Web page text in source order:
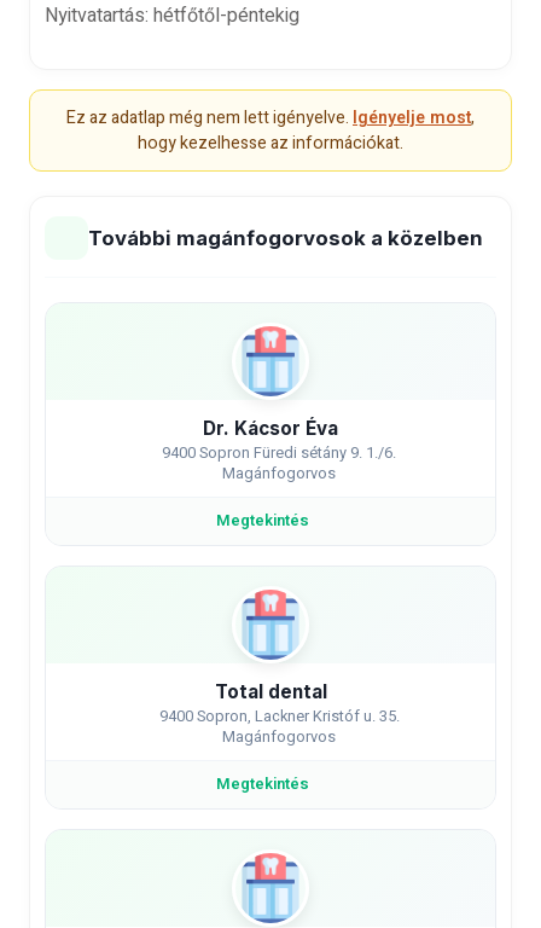
Nyitvatartás: hétfőtől-péntekig
Ez az adatlap még nem lett igényelve. Igényelje most,
hogy kezelhesse az információkat.
További magánfogorvosok a közelben
Dr. Kácsor Éva
9400 Sopron Füredi sétány 9. 1./6.
Magánfogorvos
Megtekintés
Total dental
9400 Sopron, Lackner Kristóf u. 35.
Magánfogorvos
Megtekintés